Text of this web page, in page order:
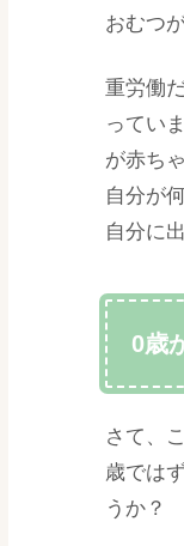
おむつ
重労働
ってい
が赤ち
自分が
自分に
0歳
さて、
歳では
うか？